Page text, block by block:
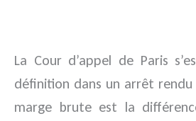
La Cour d’appel de Paris
définition dans un arrêt rendu
marge brute est la